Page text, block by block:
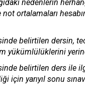
nedenlerin
ortalamaları
belirtilen dersin,
yükümlülüklerini
belirtilen ders ile
için yarıyıl sonu